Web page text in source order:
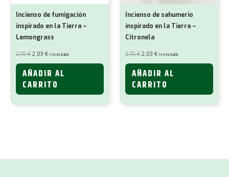
Incienso de fumigación
inspirado en la Tierra –
Lemongrass
2,70€ El
precio
original
2,70 €.
2,03 €El
actual
2,03 €.
IVA incluido
AÑADIR AL
CARRITO
Incienso de sahumerio
inspirado en la Tierra –
Citronela
2,70€ El
precio
original
2,70 €.
2,03 €El
actual
2,03 €.
IVA incluido
AÑADIR AL
CARRITO